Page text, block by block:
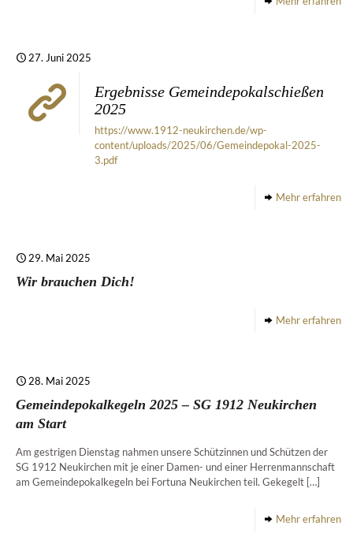
27. Juni 2025
Ergebnisse Gemeindepokalschießen
2025
https://www.1912-neukirchen.de/wp-
content/uploads/2025/06/Gemeindepokal-2025-
3.pdf
Mehr erfahren
29. Mai 2025
Wir brauchen Dich!
Mehr erfahren
28. Mai 2025
Gemeindepokalkegeln 2025 – SG 1912 Neukirchen
am Start
Am gestrigen Dienstag nahmen unsere Schützinnen und Schützen der
SG 1912 Neukirchen mit je einer Damen- und einer Herrenmannschaft
am Gemeindepokalkegeln bei Fortuna Neukirchen teil. Gekegelt […]
Mehr erfahren